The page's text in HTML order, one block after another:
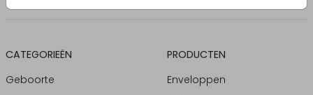
CATEGORIEËN
Geboorte
PRODUCTEN
Enveloppen